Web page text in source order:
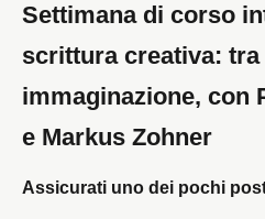
Settimana di corso
scrittura creativa:
immaginazione, con
e Markus Zohner
Assicurati uno dei pochi